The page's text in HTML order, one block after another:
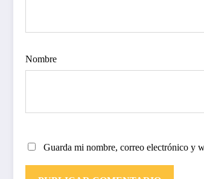
Nombre
Guarda mi nombre, correo electrónico y